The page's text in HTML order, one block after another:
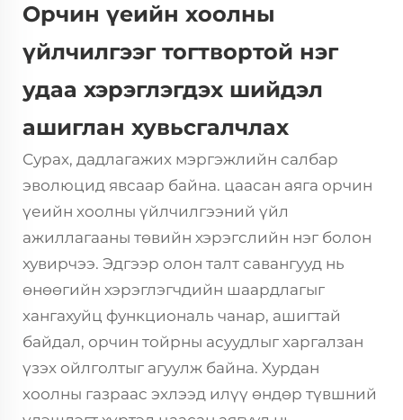
Орчин үеийн хоолны
үйлчилгээг тогтвортой нэг
удаа хэрэглэгдэх шийдэл
ашиглан хувьсгалчлах
Сурах, дадлагажих мэргэжлийн салбар
эволюцид явсаар байна. цаасан аяга орчин
үеийн хоолны үйлчилгээний үйл
ажиллагааны төвийн хэрэгслийн нэг болон
хувирчээ. Эдгээр олон талт савангууд нь
өнөөгийн хэрэглэгчдийн шаардлагыг
хангахуйц функциональ чанар, ашигтай
байдал, орчин тойрны асуудлыг харгалзан
үзэх ойлголтыг агуулж байна. Хурдан
хоолны газраас эхлээд илүү өндөр түвшний